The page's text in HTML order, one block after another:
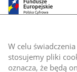
W celu
stosujemy pliki
oznacza, że będą